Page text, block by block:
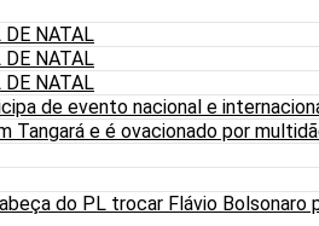
NATAL
NATAL
NATAL
de evento nacional e
Tangará e é ovacionado por
do PL trocar Flávio